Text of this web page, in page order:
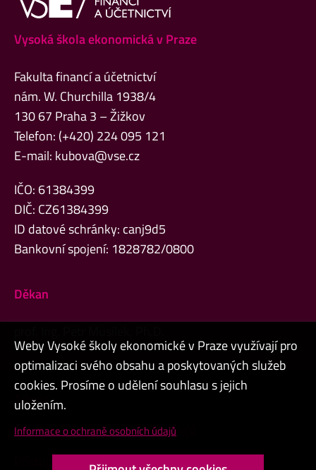
Vysoká škola ekonomická v Praze
Fakulta financí a účetnictví
nám. W. Churchilla 1938/4
130 67 Praha 3 – Žižkov
Telefon: (+420) 224 095 121
E-mail: kubova@vse.cz
IČO: 61384399
DIČ: CZ61384399
ID datové schránky: canj9d5
Bankovní spojení: 1828782/0800
Děkan
Admin
Cookies a ochrana osobních údajů
Přístupnost webu
Weby Vysoké školy ekonomické v Praze využívají pro
optimalizaci svého obsahu a poskytovaných služeb
cookies. Prosíme o udělení souhlasu s jejich
uložením.
Informace o ochraně osobních údajů